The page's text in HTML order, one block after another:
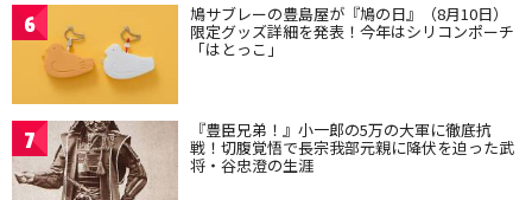
6 鳩サブレーの豊島屋が『鳩の日』（8月10日）
限定グッズ詳細を発表！今年はシリコンポーチ
「はとっこ」
7 『豊臣兄弟！』小一郎の5万の大軍に徹底抗
戦！切腹覚悟で長宗我部元親に降伏を迫った武
将・谷忠澄の生涯